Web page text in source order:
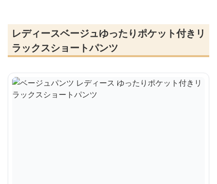
レディースベージュゆったりポケット付きリ
ラックスショートパンツ